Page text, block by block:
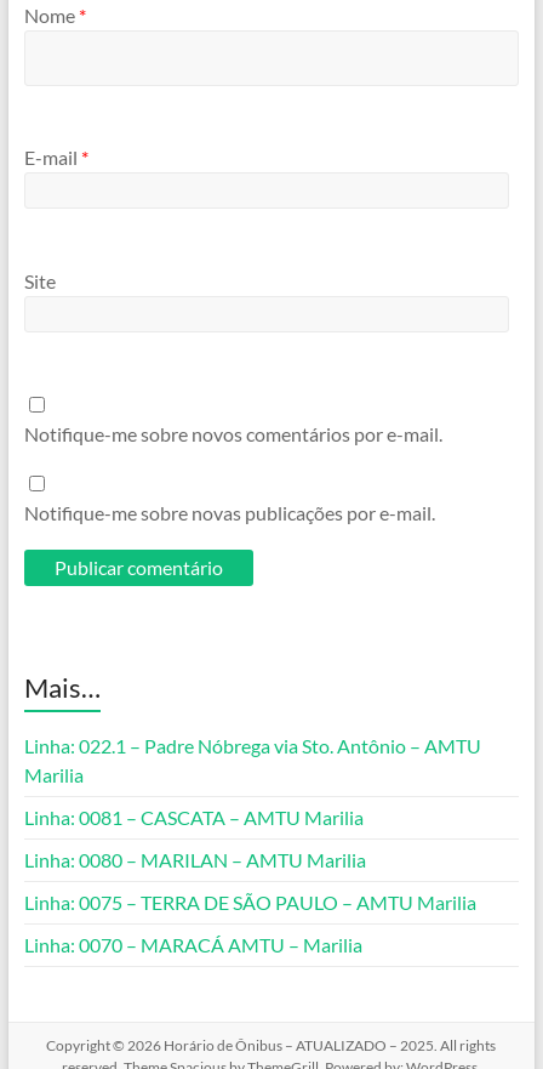
Nome *
E-mail *
Site
Notifique-me sobre novos comentários por e-mail.
Notifique-me sobre novas publicações por e-mail.
Mais…
Linha: 022.1 – Padre Nóbrega via Sto. Antônio – AMTU
Marilia
Linha: 0081 – CASCATA – AMTU Marilia
Linha: 0080 – MARILAN – AMTU Marilia
Linha: 0075 – TERRA DE SÃO PAULO – AMTU Marilia
Linha: 0070 – MARACÁ AMTU – Marilia
Copyright © 2026 Horário de Ônibus – ATUALIZADO – 2025. All rights